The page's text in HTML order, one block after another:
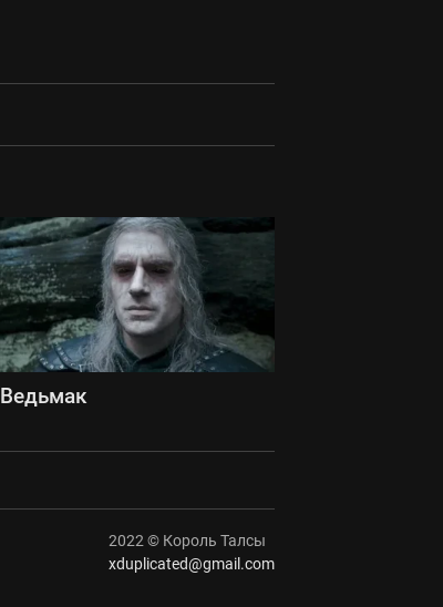
Ведьмак
2022 © Король Талсы
xduplicated@gmail.com